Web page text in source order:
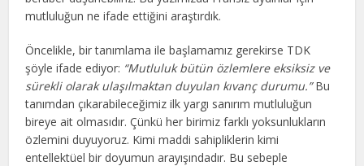
mutluluğun ne ifade ettiğini araştırdık.
Öncelikle, bir tanımlama ile başlamamız gerekirse TDK
şöyle ifade ediyor: “Mutluluk bütün özlemlere eksiksiz ve
sürekli olarak ulaşılmaktan duyulan kıvanç durumu.”Bu
tanımdan çıkarabileceğimiz ilk yargı sanırım mutluluğun
bireye ait olmasıdır. Çünkü her birimiz farklı yoksunlukların
özlemini duyuyoruz. Kimi maddi sahipliklerin kimi
entellektüel bir doyumun arayışındadır. Bu sebeple